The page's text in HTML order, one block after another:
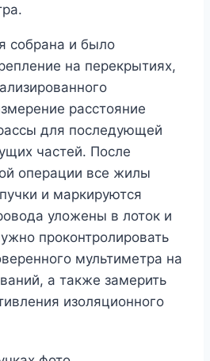
собрана и было
на перекрытиях,
расстояние
для последующей
частей. После
операции все жилы
и маркируются
уложены в лоток и
проконтролировать
мультиметра на
а также замерить
изоляционного